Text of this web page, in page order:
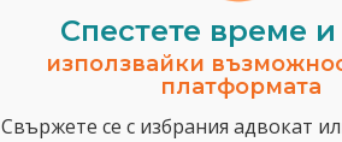
Спестeте време
използвайки
платформата
Свържете се с избрания адвокат